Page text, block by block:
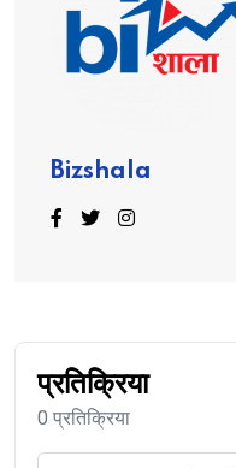
Bizshala
प्रतिक्रिया
0 प्रतिक्रिया